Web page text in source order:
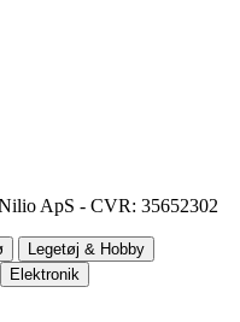
ApS - CVR: 35652302
Legetøj & Hobby
Elektronik